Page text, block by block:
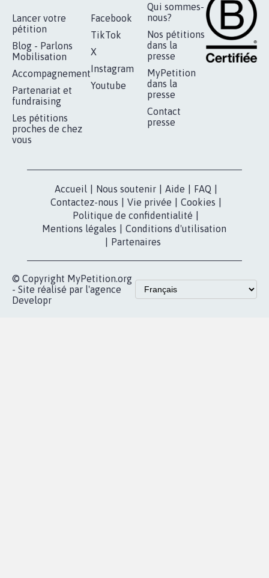
Lancer votre
pétition
Blog - Parlons
Mobilisation
Accompagnement
Partenariat et
fundraising
Les pétitions
proches de chez
vous
Facebook
TikTok
X
Instagram
Youtube
Qui sommes-
nous?
Nos pétitions
dans la
presse
MyPetition
dans la
presse
Contact
presse
Accueil Nous soutenir Aide FAQ
Contactez-nous
Vie privée Cookies
Politique de confidentialité
Mentions légales
Conditions d'utilisation
Partenaires
© Copyright MyPetition.org
- Site réalisé par l'agence
Developr